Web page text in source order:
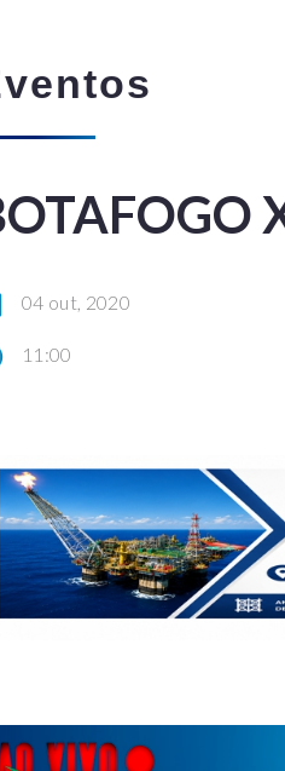
04 out, 2020
11:00